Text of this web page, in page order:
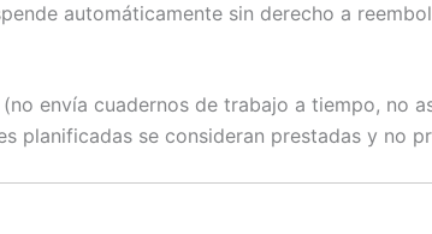
automáticamente sin derecho a
envía cuadernos de trabajo a tiempo, no
planificadas se consideran prestadas y no